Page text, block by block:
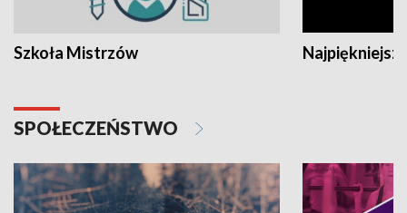
Szkoła Mistrzów
SPOŁECZEŃSTWO